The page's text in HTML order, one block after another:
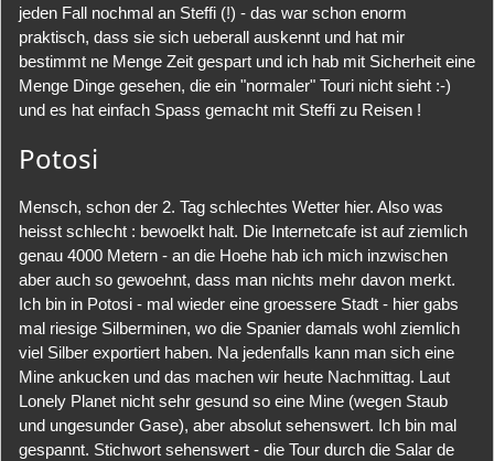
jeden Fall nochmal an Steffi (!) - das war schon enorm
praktisch, dass sie sich ueberall auskennt und hat mir
bestimmt ne Menge Zeit gespart und ich hab mit Sicherheit eine
Menge Dinge gesehen, die ein "normaler" Touri nicht sieht :-)
und es hat einfach Spass gemacht mit Steffi zu Reisen !
Potosi
Mensch, schon der 2. Tag schlechtes Wetter hier. Also was
heisst schlecht : bewoelkt halt. Die Internetcafe ist auf ziemlich
genau 4000 Metern - an die Hoehe hab ich mich inzwischen
aber auch so gewoehnt, dass man nichts mehr davon merkt.
Ich bin in Potosi - mal wieder eine groessere Stadt - hier gabs
mal riesige Silberminen, wo die Spanier damals wohl ziemlich
viel Silber exportiert haben. Na jedenfalls kann man sich eine
Mine ankucken und das machen wir heute Nachmittag. Laut
Lonely Planet nicht sehr gesund so eine Mine (wegen Staub
und ungesunder Gase), aber absolut sehenswert. Ich bin mal
gespannt. Stichwort sehenswert - die Tour durch die Salar de